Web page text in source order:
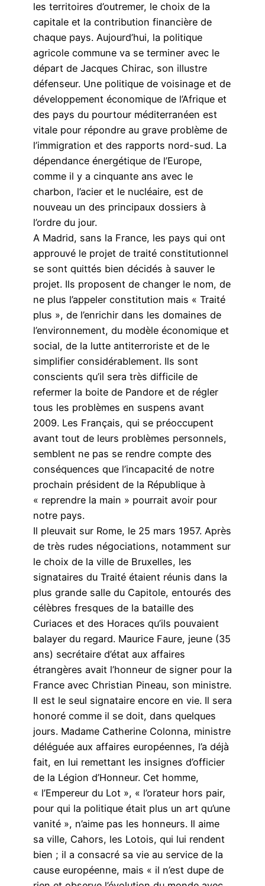
les territoires d’outremer, le choix de la
capitale et la contribution financière de
chaque pays. Aujourd’hui, la politique
agricole commune va se terminer avec le
départ de Jacques Chirac, son illustre
défenseur. Une politique de voisinage et de
développement économique de l’Afrique et
des pays du pourtour méditerranéen est
vitale pour répondre au grave problème de
l’immigration et des rapports nord-sud. La
dépendance énergétique de l’Europe,
comme il y a cinquante ans avec le
charbon, l’acier et le nucléaire, est de
nouveau un des principaux dossiers à
l’ordre du jour.
A Madrid, sans la France, les pays qui ont
approuvé le projet de traité constitutionnel
se sont quittés bien décidés à sauver le
projet. Ils proposent de changer le nom, de
ne plus l’appeler constitution mais « Traité
plus », de l’enrichir dans les domaines de
l’environnement, du modèle économique et
social, de la lutte antiterroriste et de le
simplifier considérablement. Ils sont
conscients qu’il sera très difficile de
refermer la boite de Pandore et de régler
tous les problèmes en suspens avant
2009. Les Français, qui se préoccupent
avant tout de leurs problèmes personnels,
semblent ne pas se rendre compte des
conséquences que l’incapacité de notre
prochain président de la République à
« reprendre la main » pourrait avoir pour
notre pays.
Il pleuvait sur Rome, le 25 mars 1957. Après
de très rudes négociations, notamment sur
le choix de la ville de Bruxelles, les
signataires du Traité étaient réunis dans la
plus grande salle du Capitole, entourés des
célèbres fresques de la bataille des
Curiaces et des Horaces qu’ils pouvaient
balayer du regard. Maurice Faure, jeune (35
ans) secrétaire d’état aux affaires
étrangères avait l’honneur de signer pour la
France avec Christian Pineau, son ministre.
Il est le seul signataire encore en vie. Il sera
honoré comme il se doit, dans quelques
jours. Madame Catherine Colonna, ministre
déléguée aux affaires européennes, l’a déjà
fait, en lui remettant les insignes d’officier
de la Légion d’Honneur. Cet homme,
« l’Empereur du Lot », « l’orateur hors pair,
pour qui la politique était plus un art qu’une
vanité », n’aime pas les honneurs. Il aime
sa ville, Cahors, les Lotois, qui lui rendent
bien ; il a consacré sa vie au service de la
cause européenne, mais « il n’est dupe de